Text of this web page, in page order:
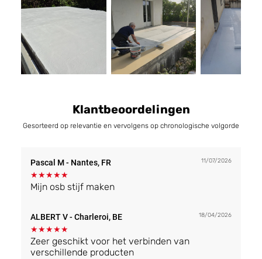
Klantbeoordelingen
Gesorteerd op relevantie en vervolgens op chronologische volgorde
Pascal M- Nantes, FR 11/07/2026
★★★★★
Mijn osb stijf maken
ALBERT V- Charleroi, BE 18/04/2026
★★★★★
Zeer geschikt voor het verbinden van
verschillende producten